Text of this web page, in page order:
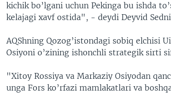
kichik bo’lgani uchun Pekinga bu ishda
kelajagi xavf ostida", - deydi Deyvid
AQShning Qozog’istondagi sobiq elchisi
Osiyoni o’zining ishonchli strategik sirti
"Xitoy Rossiya va Markaziy Osiyodan
unga Fors ko’rfazi mamlakatlari va